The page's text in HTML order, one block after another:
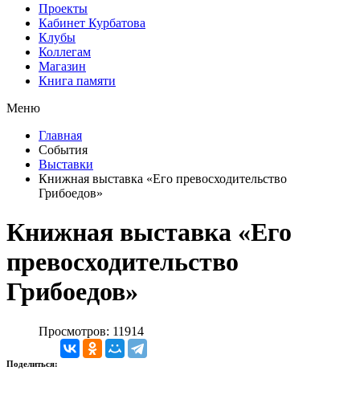
Проекты
Кабинет Курбатова
Клубы
Коллегам
Магазин
Книга памяти
Меню
Главная
События
Выставки
Книжная выставка «Его превосходительство
Грибоедов»
Книжная выставка «Его
превосходительство
Грибоедов»
Просмотров: 11914
Поделиться: